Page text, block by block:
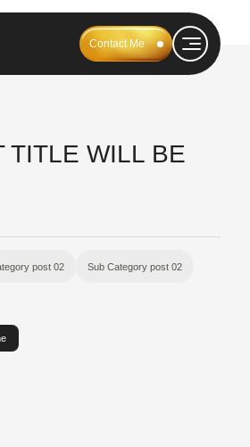
Contact Me
TITLE WILL BE
post 02 Sub Category post 02